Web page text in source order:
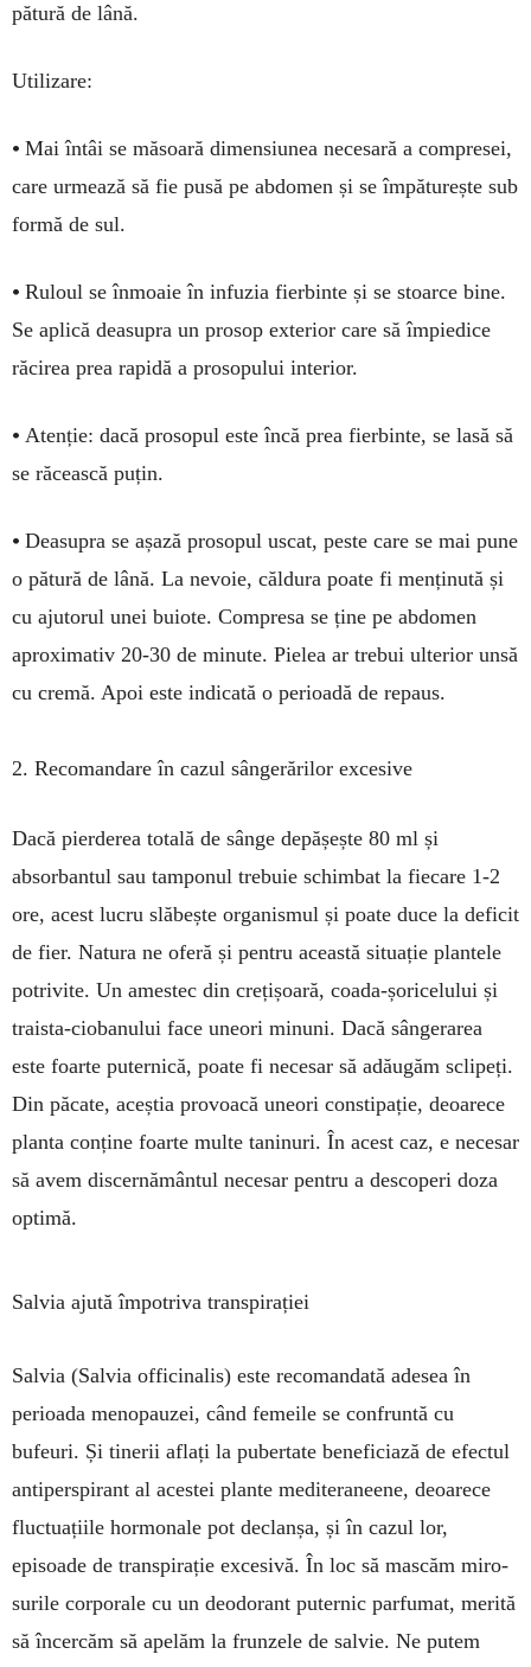
pătură de lână.
Utilizare:
• Mai întâi se măsoară dimensiunea ne­cesară a compresei,
care urmează să fie pusă pe abdomen și se împăturește sub
formă de sul.
• Ruloul se înmoaie în infuzia fierbinte și se stoarce bine.
Se aplică deasupra un prosop exterior care să împiedice
răcirea prea rapidă a prosopului interior.
• Atenție: dacă prosopul este încă prea fierbinte, se lasă să
se răcească puțin.
• Deasupra se așază prosopul uscat, peste care se mai pune
o pătură de lână. La nevoie, căldura poate fi menținută și
cu ajutorul unei buiote. Compresa se ține pe abdomen
apro­xi­mativ 20-30 de minute. Pielea ar trebui ulterior unsă
cu cremă. Apoi este indicată o perioadă de repaus.
2. Recomandare în cazul sângerărilor excesive
Dacă pierderea totală de sânge depășește 80 ml și
absorbantul sau tam­ponul trebuie schim­bat la fiecare 1-2
ore, acest lucru slăbește organismul și poate duce la deficit
de fier. Natura ne oferă și pentru această situație plantele
potrivite. Un ames­tec din crețișoară, coa­da-șoricelului și
trais­ta-ciobanului face uneori minuni. Da­că sângerarea
este foarte puternică, poate fi nece­sar să adăugăm scli­peți.
Din păcate, aceștia pro­voacă uneori cons­ti­pație, deoarece
planta conține foarte multe ta­ninuri. În acest caz, e necesar
să avem dis­cer­nământul necesar pentru a descoperi doza
op­timă.
Salvia ajută împotriva transpirației
Salvia (Salvia officinalis) este re­comandată adesea în
perioada me­nopauzei, când femeile se con­fruntă cu
bufeuri. Și tinerii aflați la pubertate beneficiază de efectul
antiperspirant al acestei plante mediteraneene, deoarece
fluctua­țiile hormonale pot declanșa, și în cazul lor,
episoade de transpirație excesivă. În loc să mascăm miro­
surile corporale cu un deodorant puternic parfumat, merită
să în­cercăm să apelăm la frunzele de salvie. Ne putem